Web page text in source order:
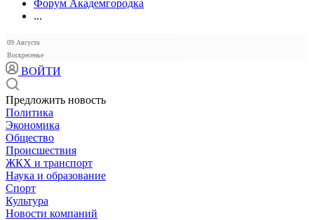
Форум Академгородка
...
09 Августа
Воскресенье
ВОЙТИ
Предложить новость
Политика
Экономика
Общество
Происшествия
ЖКХ и транспорт
Наука и образование
Спорт
Культура
Новости компаний